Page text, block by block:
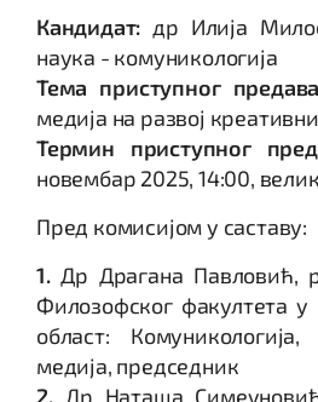
Кандидат:др Илија
наука - комуникологија
Тема приступног
медија на развој
Термин приступног
новембар 2025, 14:00,
Пред комисијом у саставу:
1.Др Драгана Павловић,
Филозофског факултета
област:
медија, председник
2. Др Наташа